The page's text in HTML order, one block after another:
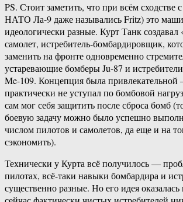
PS. Стоит заметить, что при всём сходстве
НАТО Ла-9 даже назывались Fritz) это
идеологически разные. Курт Танк
самолет, истребитель-бомбардировщик,
заменить на фронте одновременно
устаревающие бомберы Ju-87 и
Me-109. Концепция была
практически не уступал по бомбовой
сам мог себя защитить после сброса бомб
боевую задачу можно было успешно
числом пилотов и самолетов, да еще и на
сэкономить).
Технически у Курта всё получилось —
пилотах, всё-таки навыки бомбардира и
существенно разные. Но его идея